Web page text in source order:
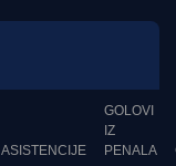
ASISTENCIJE
GOLOVI
IZ
PENALA